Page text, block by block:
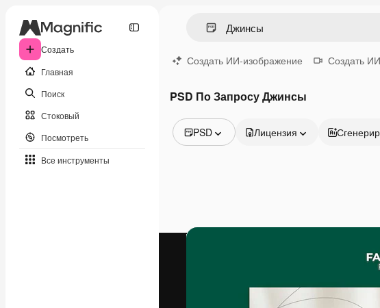
Создать
Главная
Поиск
Стоковый
Посмотреть
Все инструменты
Создать ИИ-изображение Создать
PSD По Запросу Джинсы
PSD
Видео
Лицензия